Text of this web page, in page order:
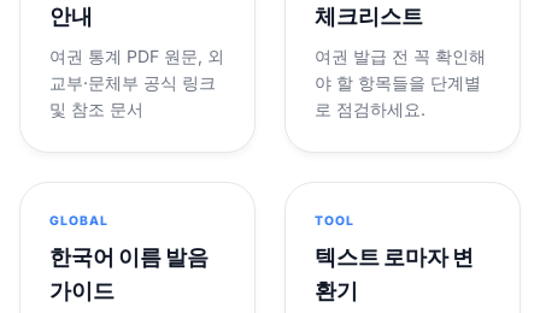
안내
여권 통계 PDF 원문, 외
교부·문체부 공식 링크
및 참조 문서
체크리스트
여권 발급 전 꼭 확인해
야 할 항목들을 단계별
로 점검하세요.
GLOBAL
한국어 이름 발음
가이드
TOOL
텍스트 로마자 변
환기